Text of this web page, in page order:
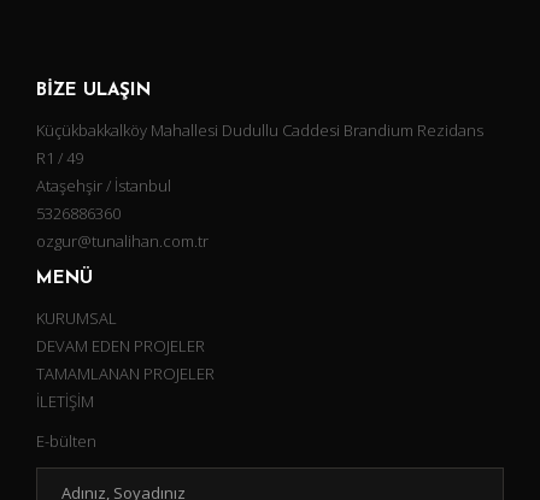
BİZE ULAŞIN
Küçükbakkalköy Mahallesi Dudullu Caddesi Brandium Rezidans
R1 / 49
Ataşehşir / İstanbul
5326886360
ozgur@tunalihan.com.tr
MENÜ
KURUMSAL
DEVAM EDEN PROJELER
TAMAMLANAN PROJELER
İLETİŞİM
E-bülten